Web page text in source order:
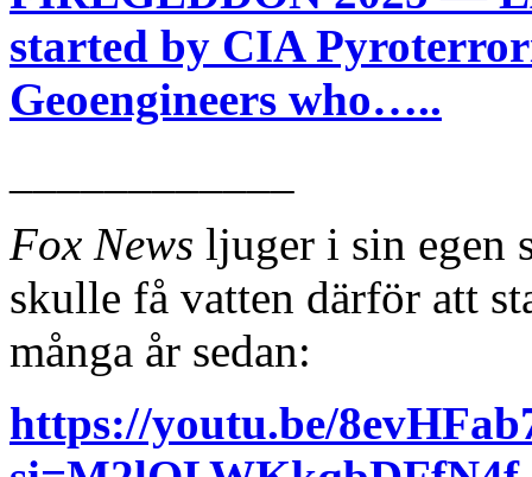
started by CIA
Geoengineers who…..
Fox News ljuger i sin egen
skulle få vatten därför att
många år sedan:
https://youtu.be/